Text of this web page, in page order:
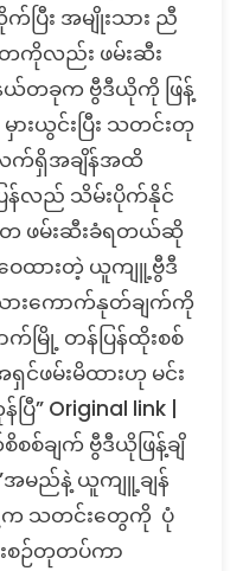
ြီး အမျိုးသား ညီ
တကိုလည်း ဖမ်းဆီး
တခုက ဗွီဒီယိုကို ဖြန့်
မှားယွင်းပြီး သတင်းတု
လက်ရှိအချိန်အထိ
န်လည် သိမ်းပိုက်နိုင်
မတ ဖမ်းဆီးခံရတယ်ဆို
ေထားတဲ့ ယူကျူ့ဗွီဒီ
ားကောက်နုတ်ချက်ကို
က်မြို့ တန်ပြန်ထိုးစစ်
င်ဖမ်းမိထားဟု မင်း
” Original link |
စ်ချက် ဗွီဒီယိုဖြန့်ချိ
အမည်နဲ့ ယူကျူ့ချန်
က သတင်းတွေကို ပုံ
းစဉ်တုတပ်ကာ